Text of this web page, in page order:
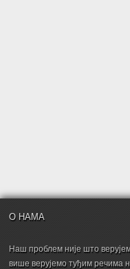
О НАМА
Наш проблем није што
више верујемо туђим речима